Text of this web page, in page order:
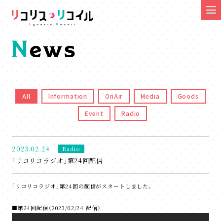
All Information OnAir Media Goods
Event Radio
2023.02.24 Radio
「リコリコラジオ」第24回配信
「リコリコラジオ」第24回の配信がスタートしました。
■第24回配信（2023/02/24 配信）